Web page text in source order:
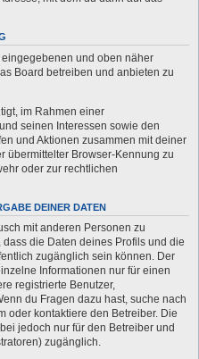
und oben näher
Board betreiben und anbieten zu
im Rahmen einer
seinen Interessen sowie den
und Aktionen zusammen mit deiner
übermittelter Browser-Kennung zu
oder zur rechtlichen
DEINER DATEN
mit anderen Personen zu
die Daten deines Profils und die
zugänglich sein können. Der
Informationen nur für einen
registrierte Benutzer,
du Fragen dazu hast, suche nach
oder kontaktiere den Betreiber. Die
jedoch nur für den Betreiber und
zugänglich.